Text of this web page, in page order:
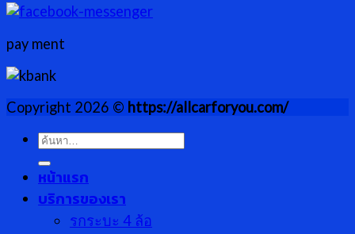
pay ment
Copyright 2026 © https://allcarforyou.com/
ค้นหา:
หน้าแรก
บริการของเรา
รกระบะ 4 ล้อ